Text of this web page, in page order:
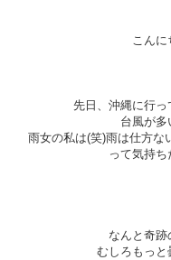
こんに
先日、沖縄に行
台風が多
雨女の私は(笑)雨は仕方な
って気持ち
なんと奇跡
むしろもっと